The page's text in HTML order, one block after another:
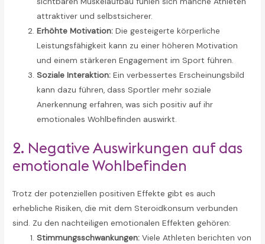
attraktiver und selbstsicherer.
Erhöhte Motivation: Die gesteigerte körperliche
Leistungsfähigkeit kann zu einer höheren Motivation
und einem stärkeren Engagement im Sport führen.
Soziale Interaktion: Ein verbessertes Erscheinungsbild
kann dazu führen, dass Sportler mehr soziale
Anerkennung erfahren, was sich positiv auf ihr
emotionales Wohlbefinden auswirkt.
2. Negative Auswirkungen auf das
emotionale Wohlbefinden
Trotz der potenziellen positiven Effekte gibt es auch
erhebliche Risiken, die mit dem Steroidkonsum verbunden
sind. Zu den nachteiligen emotionalen Effekten gehören:
Stimmungsschwankungen: Viele Athleten berichten von